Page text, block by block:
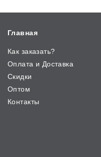
Главная
Как заказать?
Оплата и Доставка
Скидки
Оптом
Контакты